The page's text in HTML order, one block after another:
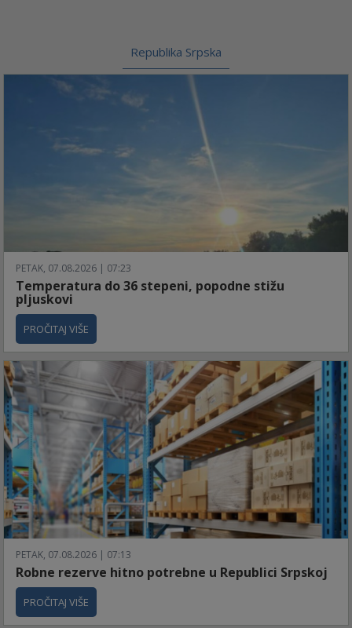
Republika Srpska
PETAK, 07.08.2026 | 07:23
Temperatura do 36 stepeni, popodne stižu
pljuskovi
PROČITAJ VIŠE
PETAK, 07.08.2026 | 07:13
Robne rezerve hitno potrebne u Republici Srpskoj
PROČITAJ VIŠE